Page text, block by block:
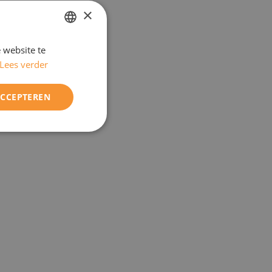
×
website te
Lees verder